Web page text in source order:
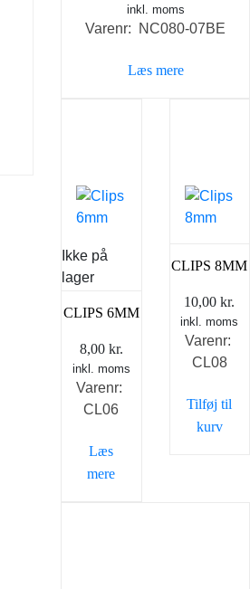
oprindelige
pris
69,00 kr..
pris
inkl. moms
Varenr: NC080-07BE
Læs mere
Ikke på
lager
CLIPS 6MM
8,00 kr.
inkl. moms
Varenr:
CL06
Læs
mere
CLIPS 8MM
10,00kr.
inkl. moms
Varenr:
CL08
Tilføj til
kurv